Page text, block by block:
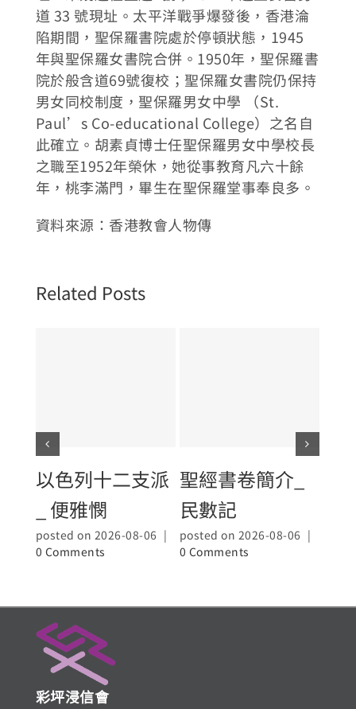
道 33 號現址。太平洋戰爭爆發後，香港淪
陷期間，聖保羅書院處於停頓狀態，1945
年與聖保羅女書院合併。1950年，聖保羅書
院於般含道69號復校；聖保羅女書院仍保持
男女同校制度，聖保羅男女中學 （St.
Paul’s Co-educational College）之名自
此確立。胡素貞博士任聖保羅男女中學校長
之職至1952年榮休，她從事教育凡六十餘
年，桃李滿門，畢生在聖保羅堂事奉良多。
資料來源：香港教會人物傳
Related Posts
以色列十二支派
_ 便雅憫
posted on 2026-08-06 |
0 Comments
聖經書卷簡介_
民數記
posted on 2026-08-06 |
0 Comments
彩坪浸信會